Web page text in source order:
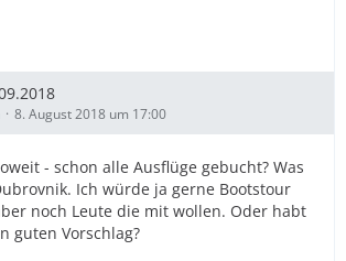
8. August 2018 um 17:00
- schon alle Ausflüge gebucht? Was
Ich würde ja gerne Bootstour
noch Leute die mit wollen. Oder habt
guten Vorschlag?